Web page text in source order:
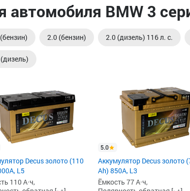
BMW 3
2.0 (бензин) 2.0 (дизель) 116 л. с.
Decus золото (110
L5
110 А·ч,
5.0
Аккумулятор Decus золото
Ah) 850А, L3
Ёмкость 77 А·ч,